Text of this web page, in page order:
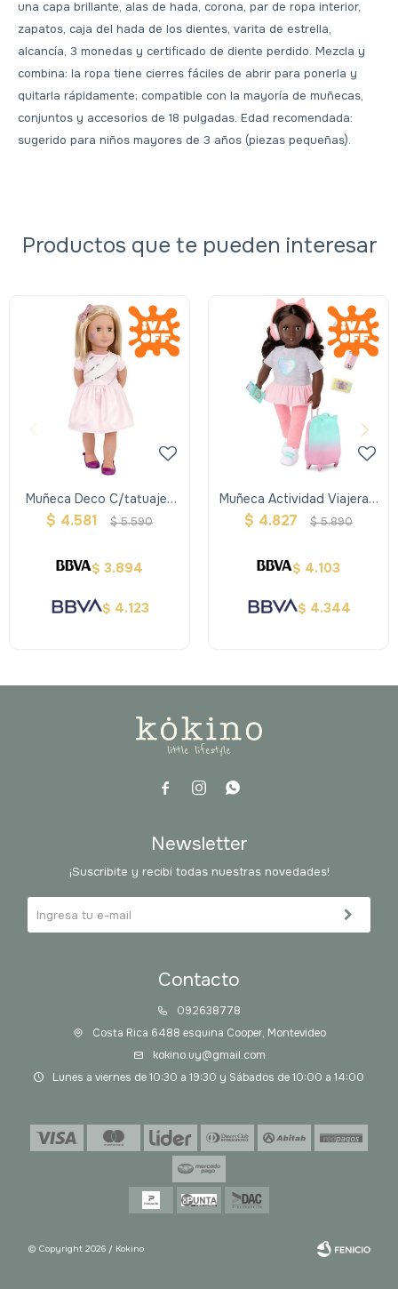
una capa brillante, alas de hada, corona, par de ropa interior,
zapatos, caja del hada de los dientes, varita de estrella,
alcancía, 3 monedas y certificado de diente perdido. Mezcla y
combina: la ropa tiene cierres fáciles de abrir para ponerla y
quitarla rápidamente; compatible con la mayoría de muñecas,
conjuntos y accesorios de 18 pulgadas. Edad recomendada:
sugerido para niños mayores de 3 años (piezas pequeñas).
Productos que te pueden interesar
Muñeca Deco C/tatuajes
Brillos - Rosalyn - Our
$ 4.581 $ 5.590
$ 3.894
$ 4.123
Muñeca Actividad Viajera -
Keiza - Our Generation
$ 4.827 $ 5.890
$ 4.103
$ 4.344
  
Contacto
092638778
Costa Rica 6488 esquina Cooper, Montevideo
kokino.uy@gmail.com
Lunes a viernes de 10:30 a 19:30 y Sábados de 10:00 a 14:00
Newsletter
¡Suscribite y recibí todas nuestras novedades!
© Copyright 2026 / Kokino